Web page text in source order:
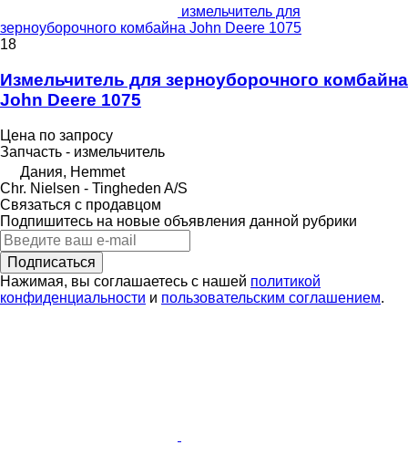
измельчитель для
зерноуборочного комбайна John Deere 1075
18
Измельчитель для зерноуборочного комбайна
John Deere 1075
Цена по запросу
Запчасть - измельчитель
Дания, Hemmet
Chr. Nielsen - Tingheden A/S
Связаться с продавцом
Подпишитесь на новые объявления данной рубрики
Подписаться
Нажимая, вы соглашаетесь с нашей политикой
конфиденциальности и пользовательским соглашением.